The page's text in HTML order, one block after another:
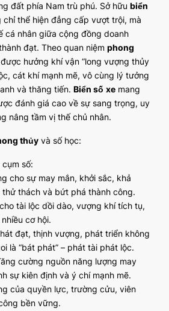
đất phía Nam trù phú. Sở hữu biển
chỉ thể hiện đẳng cấp vượt trội, mà
cá nhân giữa cộng đồng doanh
đạt. Theo quan niệm phong
hưởng khí vận “long vượng thủy
cát khí mạnh mẽ, vô cùng lý tưởng
và thăng tiến. Biển số xe mang
đánh giá cao về sự sang trọng, uy
nâng tầm vị thế chủ nhân.
thủy và số học:
số:
cho sự may mắn, khởi sắc, khả
thách và bứt phá thành công.
tài lộc dồi dào, vượng khí tích tụ,
cơ hội.
đạt, thịnh vượng, phát triển không
là “bát phát” – phát tài phát lộc.
cường nguồn năng lượng may
sự kiên định và ý chí mạnh mẽ.
của quyền lực, trường cửu, viên
bền vững.